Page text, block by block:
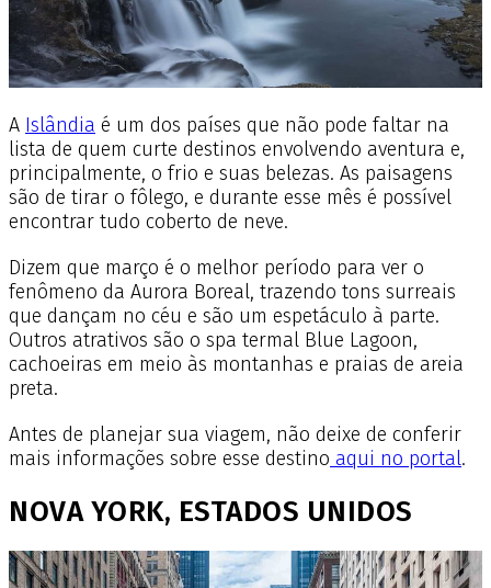
A Islândia é um dos países que não pode faltar na
lista de quem curte destinos envolvendo aventura e,
principalmente, o frio e suas belezas. As paisagens
são de tirar o fôlego, e durante esse mês é possível
encontrar tudo coberto de neve.
Dizem que março é o melhor período para ver o
fenômeno da Aurora Boreal, trazendo tons surreais
que dançam no céu e são um espetáculo à parte.
Outros atrativos são o spa termal Blue Lagoon,
cachoeiras em meio às montanhas e praias de areia
preta.
Antes de planejar sua viagem, não deixe de conferir
mais informações sobre esse destino aqui no portal.
NOVA YORK, ESTADOS UNIDOS